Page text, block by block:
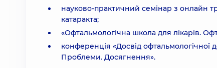
науково-практичний семінар з онлайн
катаракта;
«Офтальмологічна школа для лікарів.
конференція «Досвід офтальмологічної
Проблеми. Досягнення».